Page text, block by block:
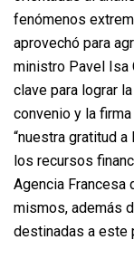
fenómenos
aprovechó para
ministro Pavel Isa
clave para lograr
convenio y la
“nuestra gratitud
los recursos
Agencia Francesa
mismos, además
destinadas a este